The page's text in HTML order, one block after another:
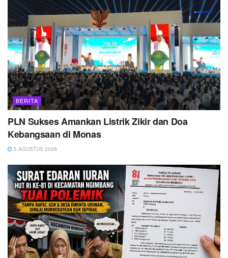
BERITA
PLN Sukses Amankan Listrik Zikir dan Doa
Kebangsaan di Monas
5 AGUSTUS 2026